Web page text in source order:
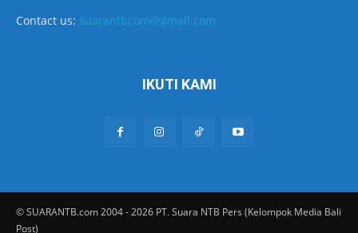
Contact us: suarantbcom@gmail.com
IKUTI KAMI
© SUARANTB.com 2004 - 2026 PT. Suara NTB Pers (Kelompok Media Bali
Post)